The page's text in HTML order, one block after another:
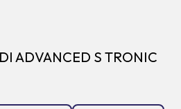
ADVANCED S TRONIC